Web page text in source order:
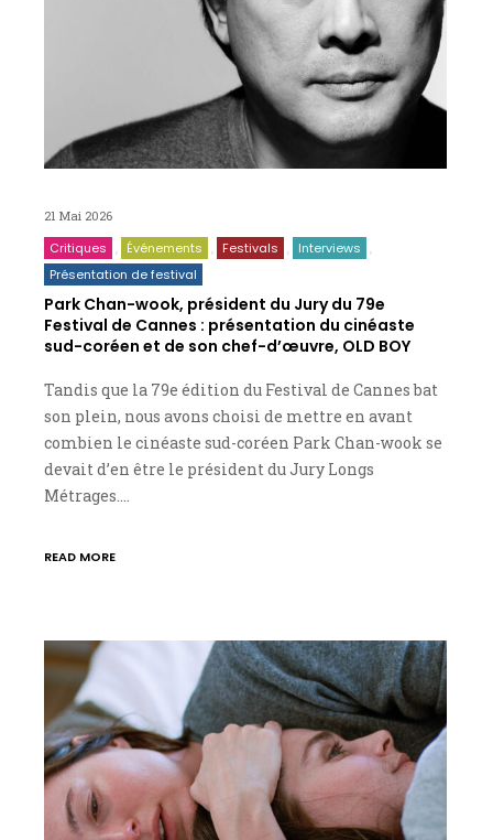
21 Mai 2026
Critiques Événements Festivals
Interviews
Présentation de festival
Park Chan-wook, président du Jury du 79e
Festival de Cannes : présentation du cinéaste
sud-coréen et de son chef-d’œuvre, OLD BOY
Tandis que la 79e édition du Festival de Cannes bat
son plein, nous avons choisi de mettre en avant
combien le cinéaste sud-coréen Park Chan-wook se
devait d’en être le président du Jury Longs
Métrages.…
READ MORE